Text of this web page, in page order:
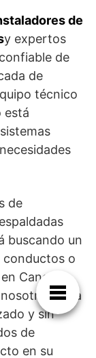
de
y expertos
de
de
técnico
está
de
buscando un
conductos o
Canet de
para
y sin
de
en su